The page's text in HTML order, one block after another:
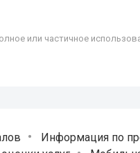
или частичное
Информация по